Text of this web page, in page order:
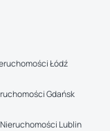
Łódź
Gdańsk
Nieruchomości Lublin